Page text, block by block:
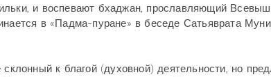
и воспевают бхаджан, прославляющий
в «Падма-пуране» в беседе Сатьяврата
к благой (духовной) деятельности, но